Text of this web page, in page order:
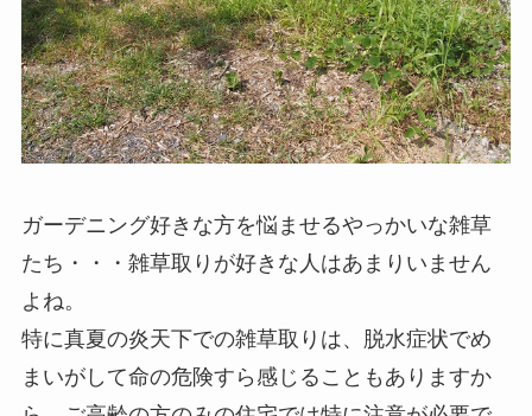
ガーデニング好きな方を悩ませるやっかいな雑草
たち・・・雑草取りが好きな人はあまりいません
よね。
特に真夏の炎天下での雑草取りは、脱水症状でめ
まいがして命の危険すら感じることもありますか